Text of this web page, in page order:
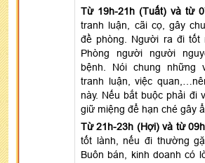
Từ 19h-21h (Tuất) và từ
tranh luận, cãi cọ, gây
đề phòng. Người ra đi tốt
Phòng người người
bệnh. Nói chung những
tranh luận, việc
này. Nếu bắt buộc phải đi
giữ miệng để hạn ché gây
Từ 21h-23h (Hợi) và từ
tốt lành, nếu đi thường
Buôn bán, kinh doanh có